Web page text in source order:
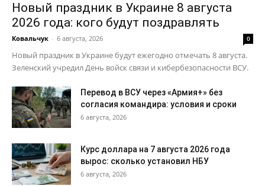
Новый праздник в Украине 8 августа
2026 года: кого будут поздравлять
Ковальчук - 6 августа, 2026 0
Новый праздник в Украине будут ежегодно отмечать 8 августа.
Зеленский учредил День войск связи и кибербезопасности ВСУ.
Перевод в ВСУ через «Армия+» без
согласия командира: условия и сроки
6 августа, 2026
Курс доллара на 7 августа 2026 года
вырос: сколько установил НБУ
6 августа, 2026